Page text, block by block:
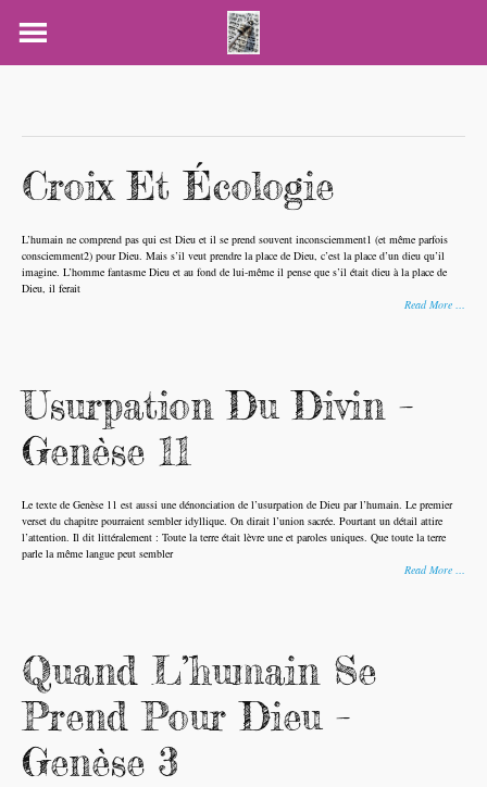
Croix Et Écologie
L’humain ne comprend pas qui est Dieu et il se prend souvent inconsciemment1 (et même parfois
consciemment2) pour Dieu. Mais s’il veut prendre la place de Dieu, c’est la place d’un dieu qu’il
imagine. L’homme fantasme Dieu et au fond de lui-même il pense que s’il était dieu à la place de
Dieu, il ferait
Read More …
Usurpation Du Divin –
Genèse 11
Le texte de Genèse 11 est aussi une dénonciation de l’usurpation de Dieu par l’humain. Le premier
verset du chapitre pourraient sembler idyllique. On dirait l’union sacrée. Pourtant un détail attire
l’attention. Il dit littéralement : Toute la terre était lèvre une et paroles uniques. Que toute la terre
parle la même langue peut sembler
Read More …
Quand L’humain Se
Prend Pour Dieu –
Genèse 3